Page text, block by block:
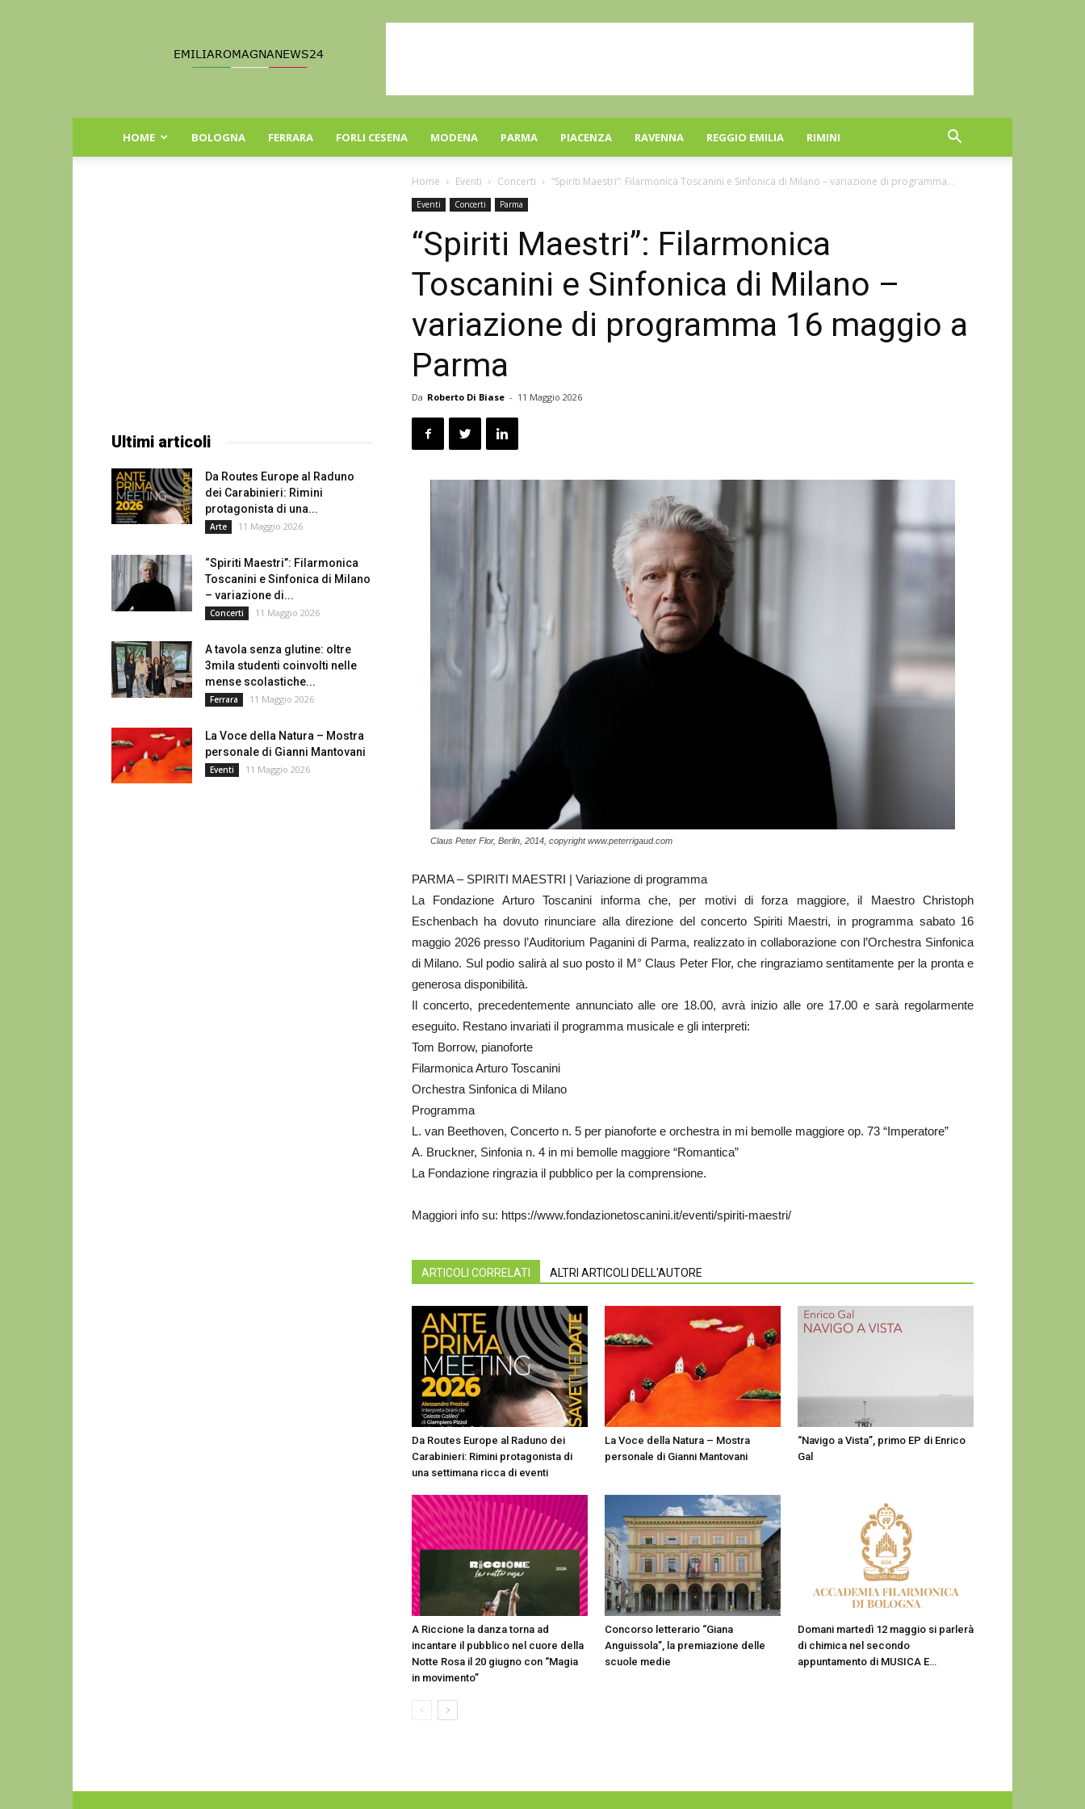
Romagna
HOME BOLOGNA FERRARA FORLI CESENA MODENA PARMA PIACENZA RAVENNA REGGIO EMILIA RIMINI
Home Eventi Concerti “Spiriti Maestri”: Filarmonica Toscanini e Sinfonica di Milano – variazione di programma...
Eventi Concerti Parma
“Spiriti Maestri”: Filarmonica
Toscanini e Sinfonica di Milano –
variazione di programma 16 maggio a
Parma
Da Roberto Di Biase - 11 Maggio 2026
Claus Peter Flor, Berlin, 2014, copyright www.peterrigaud.com
PARMA – SPIRITI MAESTRI | Variazione di programma
La Fondazione Arturo Toscanini informa che, per motivi di forza maggiore, il Maestro Christoph
Eschenbach ha dovuto rinunciare alla direzione del concerto Spiriti Maestri, in programma sabato 16
maggio 2026 presso l’Auditorium Paganini di Parma, realizzato in collaborazione con l’Orchestra Sinfonica
di Milano. Sul podio salirà al suo posto il M° Claus Peter Flor, che ringraziamo sentitamente per la pronta e
generosa disponibilità.
Il concerto, precedentemente annunciato alle ore 18.00, avrà inizio alle ore 17.00 e sarà regolarmente
eseguito. Restano invariati il programma musicale e gli interpreti:
Tom Borrow, pianoforte
Filarmonica Arturo Toscanini
Orchestra Sinfonica di Milano
Programma
L. van Beethoven, Concerto n. 5 per pianoforte e orchestra in mi bemolle maggiore op. 73 “Imperatore”
A. Bruckner, Sinfonia n. 4 in mi bemolle maggiore “Romantica”
La Fondazione ringrazia il pubblico per la comprensione.
Maggiori info su: https://www.fondazionetoscanini.it/eventi/spiriti-maestri/
ARTICOLI CORRELATI ALTRI ARTICOLI DELL'AUTORE
Da Routes Europe al Raduno dei
Carabinieri: Rimini protagonista di
una settimana ricca di eventi
La Voce della Natura – Mostra
personale di Gianni Mantovani
“Navigo a Vista”, primo EP di Enrico
Gal
A Riccione la danza torna ad
incantare il pubblico nel cuore della
Notte Rosa il 20 giugno con “Magia
in movimento”
Concorso letterario “Giana
Anguissola”, la premiazione delle
scuole medie
Domani martedì 12 maggio si parlerà
di chimica nel secondo
appuntamento di MUSICA E…
Ultimi articoli
Da Routes Europe al Raduno
dei Carabinieri: Rimini
protagonista di una...
Arte 11 Maggio 2026
“Spiriti Maestri”: Filarmonica
Toscanini e Sinfonica di Milano
– variazione di...
Concerti 11 Maggio 2026
A tavola senza glutine: oltre
3mila studenti coinvolti nelle
mense scolastiche...
Ferrara 11 Maggio 2026
La Voce della Natura – Mostra
personale di Gianni Mantovani
Eventi 11 Maggio 2026